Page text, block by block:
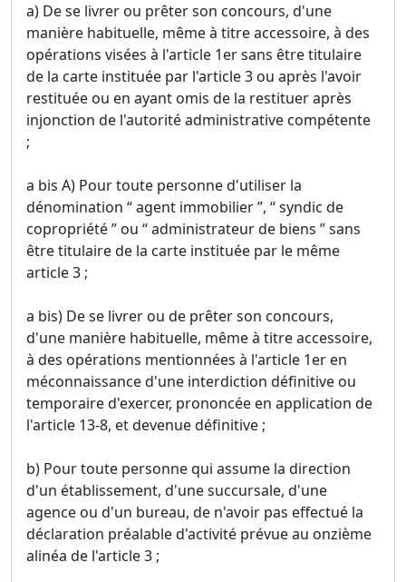
a) De se livrer ou prêter son concours, d'une
manière habituelle, même à titre accessoire, à des
opérations visées à l'article 1er sans être titulaire
de la carte instituée par l'article 3 ou après l'avoir
restituée ou en ayant omis de la restituer après
injonction de l'autorité administrative compétente
;
a bis A) Pour toute personne d'utiliser la
dénomination “ agent immobilier ”, “ syndic de
copropriété ” ou “ administrateur de biens ” sans
être titulaire de la carte instituée par le même
article 3 ;
a bis) De se livrer ou de prêter son concours,
d'une manière habituelle, même à titre accessoire,
à des opérations mentionnées à l'article 1er en
méconnaissance d'une interdiction définitive ou
temporaire d'exercer, prononcée en application de
l'article 13-8, et devenue définitive ;
b) Pour toute personne qui assume la direction
d'un établissement, d'une succursale, d'une
agence ou d'un bureau, de n'avoir pas effectué la
déclaration préalable d'activité prévue au onzième
alinéa de l'article 3 ;